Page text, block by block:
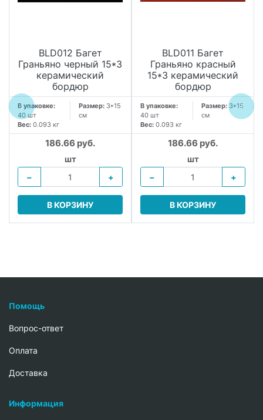
BLD012 Багет
Граньяно черный 15*3
керамический
бордюр
В упаковке:
40 шт
Размер: 3*15
см
Вес: 0.093 кг
186.66 руб.
шт
−
+
В КОРЗИНУ
BLD011 Багет
Граньяно красный
15*3 керамический
бордюр
В упаковке:
40 шт
Размер:3*15
см
Вес: 0.093 кг
186.66 руб.
шт
−
+
В КОРЗИНУ
Помощь
Вопрос-ответ
Oплата
Доставка
Информация